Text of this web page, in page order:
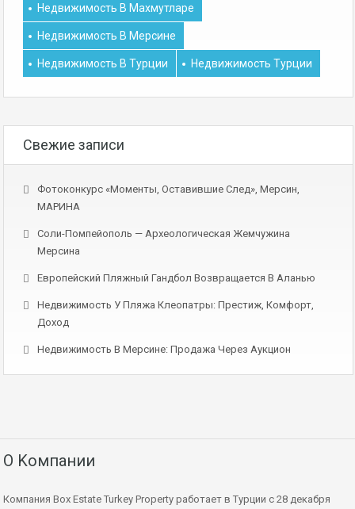
Недвижимость В Махмутларе
Недвижимость В Мерсине
Недвижимость В Турции Недвижимость Турции
Свежие записи
Фотоконкурс «Моменты, Оставившие След», Мерсин,
МАРИНА
Соли-Помпейополь — Археологическая Жемчужина
Мерсина
Европейский Пляжный Гандбол Возвращается В Аланью
Недвижимость У Пляжа Клеопатры: Престиж, Комфорт,
Доход
Недвижимость В Мерсине: Продажа Через Аукцион
О Kомпании
Компания Box Estate Turkey Property работает в Турции с 28 декабря